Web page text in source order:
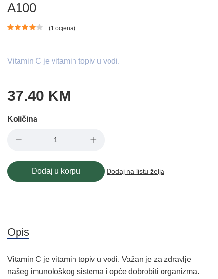
A100
Ocjena proizvoda
(1 ocjena)
Vitamin C je vitamin topiv u vodi.
37.40 KM
Količina
Dodaj u korpu Dodaj na listu želja
Opis
Vitamin C je vitamin topiv u vodi. Važan je za zdravlje
našeg imunološkog sistema i opće dobrobiti organizma.